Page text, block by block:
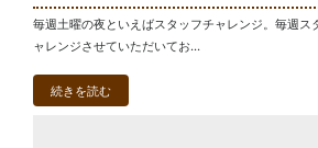
毎週土曜の夜といえばスタッフチャレンジ。毎週ス
ャレンジさせていただいてお...
続きを読む